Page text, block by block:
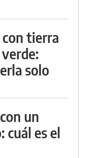
tierra
solo
un
cuál es el